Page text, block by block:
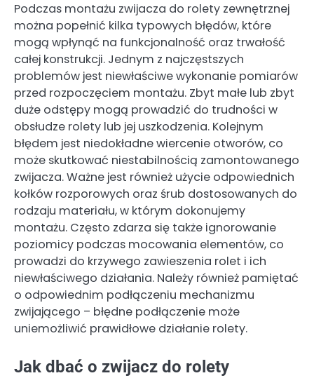
Podczas montażu zwijacza do rolety zewnętrznej
można popełnić kilka typowych błędów, które
mogą wpłynąć na funkcjonalność oraz trwałość
całej konstrukcji. Jednym z najczęstszych
problemów jest niewłaściwe wykonanie pomiarów
przed rozpoczęciem montażu. Zbyt małe lub zbyt
duże odstępy mogą prowadzić do trudności w
obsłudze rolety lub jej uszkodzenia. Kolejnym
błędem jest niedokładne wiercenie otworów, co
może skutkować niestabilnością zamontowanego
zwijacza. Ważne jest również użycie odpowiednich
kołków rozporowych oraz śrub dostosowanych do
rodzaju materiału, w którym dokonujemy
montażu. Często zdarza się także ignorowanie
poziomicy podczas mocowania elementów, co
prowadzi do krzywego zawieszenia rolet i ich
niewłaściwego działania. Należy również pamiętać
o odpowiednim podłączeniu mechanizmu
zwijającego – błędne podłączenie może
uniemożliwić prawidłowe działanie rolety.
Jak dbać o zwijacz do rolety